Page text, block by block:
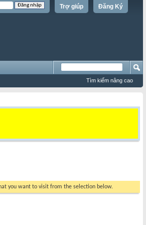
Đăng Ký
Trợ giúp
Tìm kiếm nâng cao
you want to visit from the selection below.